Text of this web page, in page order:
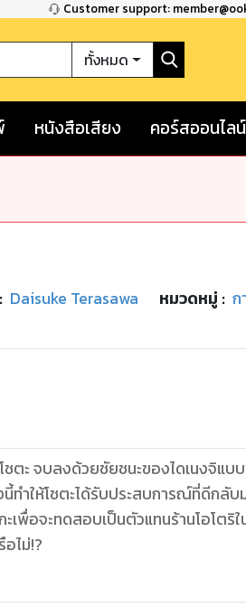
Customer support:
ทั้งหมด
หนังสือเสียง คอร์สออนไลน์
Daisuke Terasawa หมวดหมู่ :
ตะ จบลงด้วยชัยชนะของไดเนงจิแบ
ทําให้โชตะได้รับประสบการณ์ที่ดีกลับ
ะเพื่อจะทดสอบเป็นตัวแทนร้านโอโต
ไม่!?